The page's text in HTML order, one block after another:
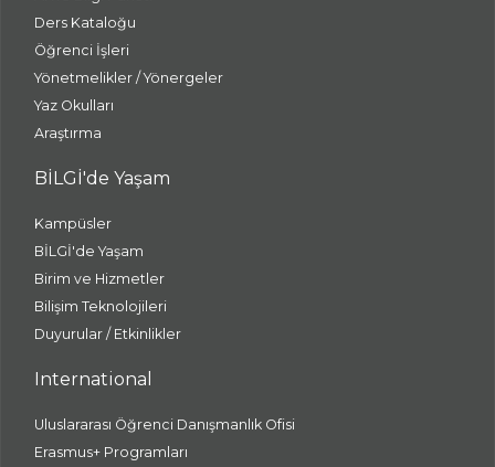
Ders Kataloğu
Öğrenci İşleri
Yönetmelikler / Yönergeler
Yaz Okulları
Araştırma
BİLGİ'de Yaşam
Kampüsler
BİLGİ'de Yaşam
Birim ve Hizmetler
Bilişim Teknolojileri
Duyurular / Etkinlikler
International
Uluslararası Öğrenci Danışmanlık Ofisi
Erasmus+ Programları